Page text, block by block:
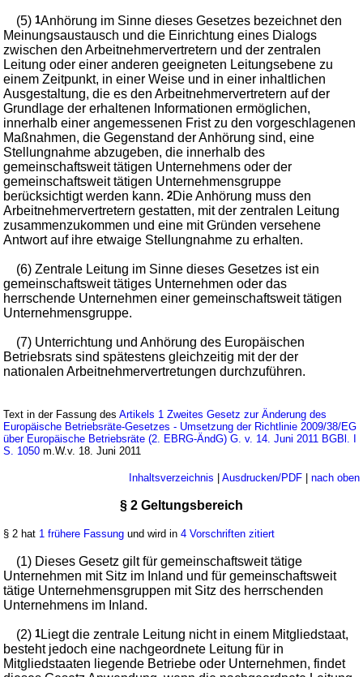
(5)1Anhörung im Sinne dieses Gesetzes bezeichnet den
Meinungsaustausch und die Einrichtung eines Dialogs
zwischen den Arbeitnehmervertretern und der zentralen
Leitung oder einer anderen geeigneten Leitungsebene zu
einem Zeitpunkt, in einer Weise und in einer inhaltlichen
Ausgestaltung, die es den Arbeitnehmervertretern auf der
Grundlage der erhaltenen Informationen ermöglichen,
innerhalb einer angemessenen Frist zu den vorgeschlagenen
Maßnahmen, die Gegenstand der Anhörung sind, eine
Stellungnahme abzugeben, die innerhalb des
gemeinschaftsweit tätigen Unternehmens oder der
gemeinschaftsweit tätigen Unternehmensgruppe
berücksichtigt werden kann.2Die Anhörung muss den
Arbeitnehmervertretern gestatten, mit der zentralen Leitung
zusammenzukommen und eine mit Gründen versehene
Antwort auf ihre etwaige Stellungnahme zu erhalten.
(6) Zentrale Leitung im Sinne dieses Gesetzes ist ein
gemeinschaftsweit tätiges Unternehmen oder das
herrschende Unternehmen einer gemeinschaftsweit tätigen
Unternehmensgruppe.
(7) Unterrichtung und Anhörung des Europäischen
Betriebsrats sind spätestens gleichzeitig mit der der
nationalen Arbeitnehmervertretungen durchzuführen.
Text in der Fassung desArtikels 1 Zweites Gesetz zur Änderung des
Europäische Betriebsräte-Gesetzes - Umsetzung der Richtlinie 2009/38/EG
über Europäische Betriebsräte (2. EBRG-ÄndG) G. v. 14. Juni 2011 BGBl. I
S. 1050 m.W.v. 18. Juni 2011
Inhaltsverzeichnis Ausdrucken/PDF| nach oben
§ 2 Geltungsbereich
§ 2 hat 1 frühere Fassung und wird in4 Vorschriften zitiert
(1) Dieses Gesetz gilt für gemeinschaftsweit tätige
Unternehmen mit Sitz im Inland und für gemeinschaftsweit
tätige Unternehmensgruppen mit Sitz des herrschenden
Unternehmens im Inland.
(2)1 Liegt die zentrale Leitung nicht in einem Mitgliedstaat,
besteht jedoch eine nachgeordnete Leitung für in
Mitgliedstaaten liegende Betriebe oder Unternehmen, findet